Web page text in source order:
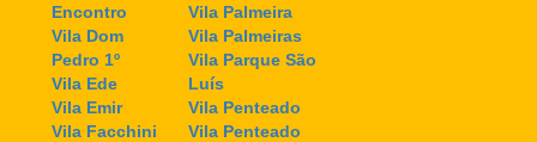
Encontro
Vila Dom
Pedro 1º
Vila Ede
Vila Emir
Vila Facchini
Vila Palmeira
Vila Palmeiras
Vila Parque São
Luís
Vila Penteado
Vila Penteado